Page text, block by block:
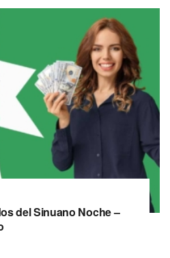
del Sinuano Noche –